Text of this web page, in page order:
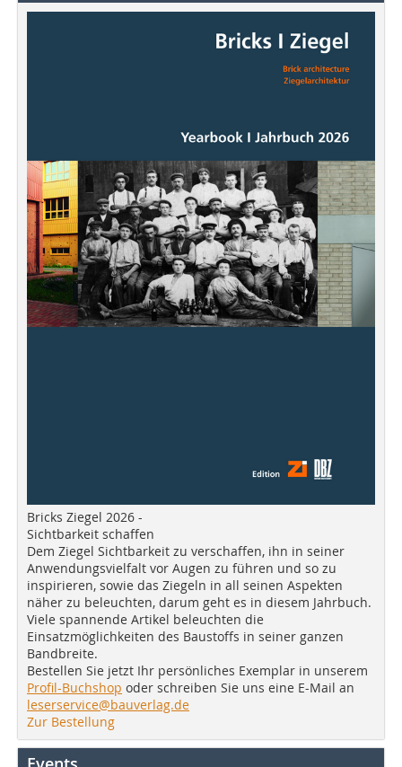
Bricks Ziegel 2026 -
Sichtbarkeit schaffen
Dem Ziegel Sichtbarkeit zu verschaffen, ihn in seiner
Anwendungsvielfalt vor Augen zu führen und so zu
inspirieren, sowie das Ziegeln in all seinen Aspekten
näher zu beleuchten, darum geht es in diesem Jahrbuch.
Viele spannende Artikel beleuchten die
Einsatzmöglichkeiten des Baustoffs in seiner ganzen
Bandbreite.
Bestellen Sie jetzt Ihr persönliches Exemplar in unserem
Profil-Buchshop oder schreiben Sie uns eine E-Mail an
leserservice@bauverlag.de
Zur Bestellung